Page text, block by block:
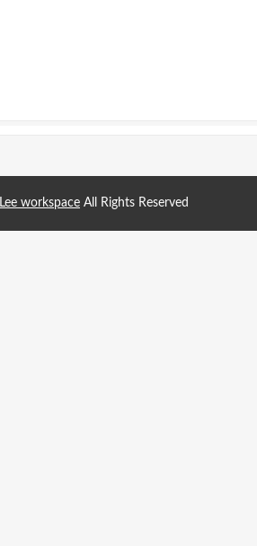
Lee workspace All Rights Reserved